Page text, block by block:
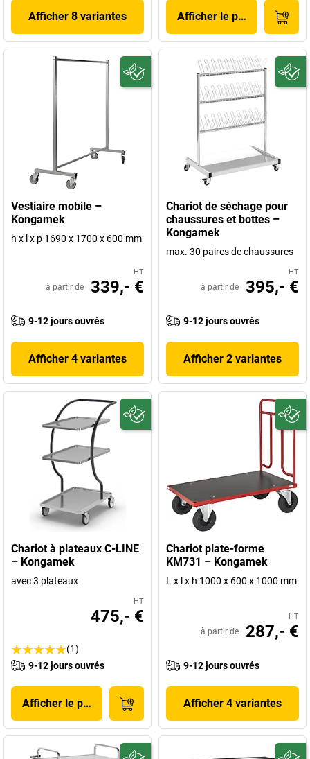
Afficher 8 variantes Afficher le produit
Vestiaire mobile –
Kongamek
h x l x p 1690 x 1700 x 600 mm
HT
à partir de 339,- €
9-12 jours ouvrés
Afficher 4 variantes
Chariot de séchage pour
chaussures et bottes –
Kongamek
max. 30 paires de chaussures
HT
à partir de 395,- €
9-12 jours ouvrés
Afficher 2 variantes
Chariot à plateaux C-LINE
– Kongamek
avec 3 plateaux
HT
475,- €
(1)
9-12 jours ouvrés
Afficher le produit
Chariot plate-forme
KM731 – Kongamek
L x l x h 1000 x 600 x 1000 mm
HT
à partir de 287,- €
9-12 jours ouvrés
Afficher 4 variantes